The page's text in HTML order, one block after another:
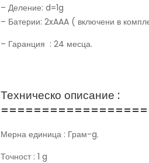
– Деление: d=1g
– Батерии: 2xAAA ( включени в
– Гаранция : 24 месца.
Техническо описание :
Мерна единица : Грам-g.
Точност : 1 g